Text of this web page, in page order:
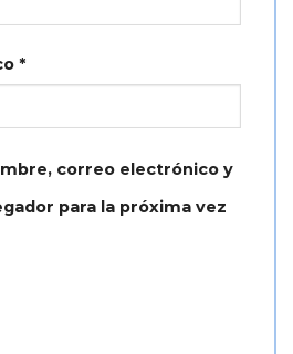
*
correo electrónico y
para la próxima vez